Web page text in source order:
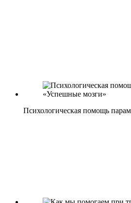
Психологическая помощь